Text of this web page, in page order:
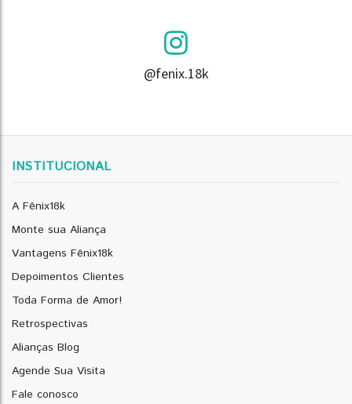
@fenix.18k
INSTITUCIONAL
A Fênix18k
Monte sua Aliança
Vantagens Fênix18k
Depoimentos Clientes
Toda Forma de Amor!
Retrospectivas
Alianças Blog
Agende Sua Visita
Fale conosco